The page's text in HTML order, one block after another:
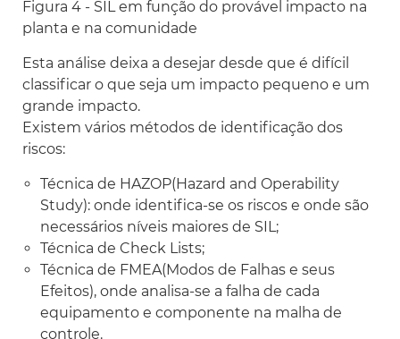
Figura 4 - SIL em função do provável impacto na
planta e na comunidade
Esta análise deixa a desejar desde que é difícil
classificar o que seja um impacto pequeno e um
grande impacto.
Existem vários métodos de identificação dos
riscos:
Técnica de HAZOP(Hazard and Operability
Study): onde identifica-se os riscos e onde são
necessários níveis maiores de SIL;
Técnica de Check Lists;
Técnica de FMEA(Modos de Falhas e seus
Efeitos), onde analisa-se a falha de cada
equipamento e componente na malha de
controle.